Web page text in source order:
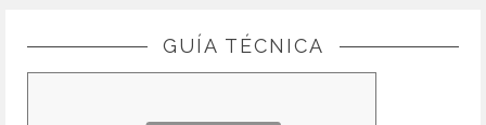
GUÍA TÉCNICA